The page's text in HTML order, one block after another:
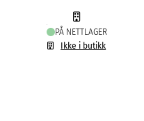
PÅ NETTLAGER
Ikke i butikk